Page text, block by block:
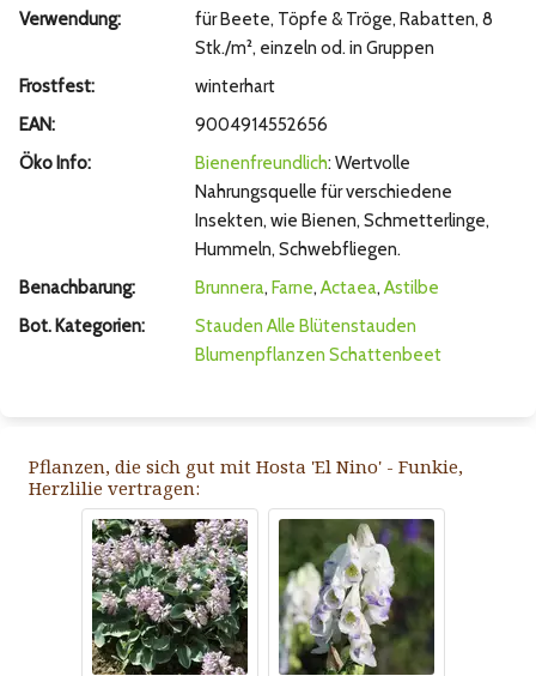
Verwendung:
für Beete, Töpfe & Tröge, Rabatten, 8
Stk./m², einzeln od. in Gruppen
Frostfest:
winterhart
EAN:
9004914552656
Öko Info:
Bienenfreundlich: Wertvolle
Nahrungsquelle für verschiedene
Insekten, wie Bienen, Schmetterlinge,
Hummeln, Schwebfliegen.
Benachbarung:
Brunnera, Farne, Actaea, Astilbe
Bot. Kategorien:
Stauden Alle Blütenstauden
Blumenpflanzen Schattenbeet
Pflanzen, die sich gut mit Hosta 'El Nino' - Funkie,
Herzlilie vertragen: